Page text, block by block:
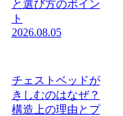
と選び方のポイン
ト
2026.08.05
チェストベッドが
きしむのはなぜ？
構造上の理由とプ